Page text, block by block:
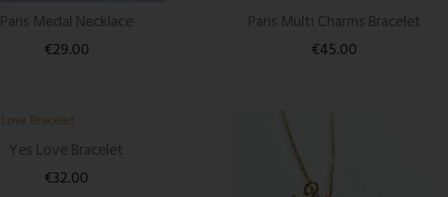
Paris Medal Necklace
€29.00
Paris Multi Charms Bracelet
€45.00
Yes Love Bracelet
€32.00